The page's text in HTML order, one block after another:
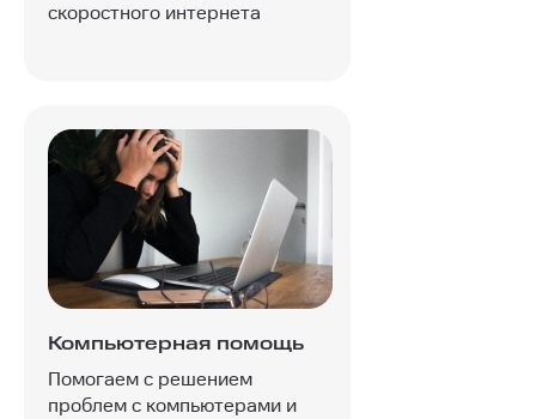
скоростного интернета
Компьютерная помощь
Помогаем с решением
проблем с компьютерами и